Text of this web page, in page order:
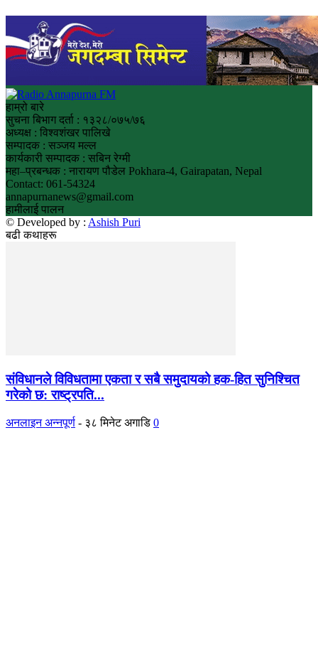
हाम्रो बारे
सुचना बिभाग दर्ता : १३२८/०७५/७६
अध्यक्ष : विश्वशंखर पालिखे
सम्पादक : सञ्जय मल्ल
कार्यकारी सम्पादक : सबिन रेग्मी
महा–प्रबन्धक : नारायण पौडेल Pokhara-4, Gairapatan, Nepal
Contact: 061-54324
annapurnanews@gmail.com
हामीलाई पालन
© Developed by : Ashish Puri
बढी कथाहरू
संविधानले विविधतामा एकता र सबै समुदायको हक-हित सुनिश्चित
गरेको छ: राष्ट्रपति...
अनलाइन अन्नपूर्ण - ३८ मिनेट अगाडि 0